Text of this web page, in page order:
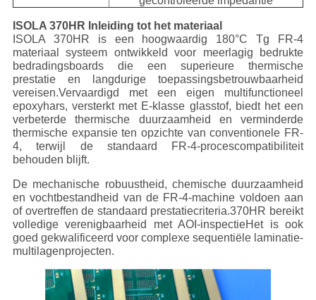
ISOLA 370HR Inleiding tot het materiaal
ISOLA 370HR is een hoogwaardig 180°C Tg FR-4
materiaal systeem ontwikkeld voor meerlagig bedrukte
bedradingsboards die een superieure thermische
prestatie en langdurige toepassingsbetrouwbaarheid
vereisen.Vervaardigd met een eigen multifunctioneel
epoxyhars, versterkt met E-klasse glasstof, biedt het een
verbeterde thermische duurzaamheid en verminderde
thermische expansie ten opzichte van conventionele FR-
4, terwijl de standaard FR-4-procescompatibiliteit
behouden blijft.
De mechanische robuustheid, chemische duurzaamheid
en vochtbestandheid van de FR-4-machine voldoen aan
of overtreffen de standaard prestatiecriteria.370HR bereikt
volledige verenigbaarheid met AOI-inspectieHet is ook
goed gekwalificeerd voor complexe sequentiële lamina­tie­
multilagenprojecten.